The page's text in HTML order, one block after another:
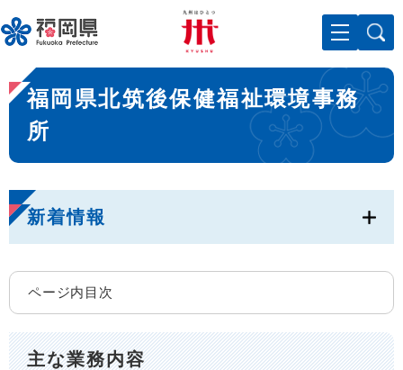
ー
ジ
先
頭
。
メニューを飛ばして本文へ
本
文
福岡県北筑後保健福祉環境事務
所
新着情報
ページ内目次
主な業務内容